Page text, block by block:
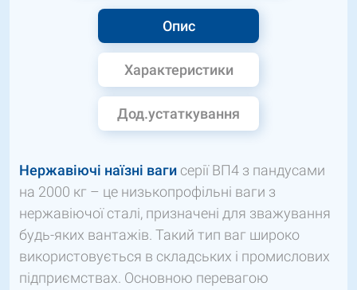
Опис
Характеристики
Дод.устаткування
Нержавіючі наїзні ваги серії ВП4 з пандусами
на 2000 кг – це низькопрофільні ваги з
нержавіючої сталі, призначені для зважування
будь-яких вантажів. Такий тип ваг широко
використовується в складських і промислових
підприємствах. Основною перевагою